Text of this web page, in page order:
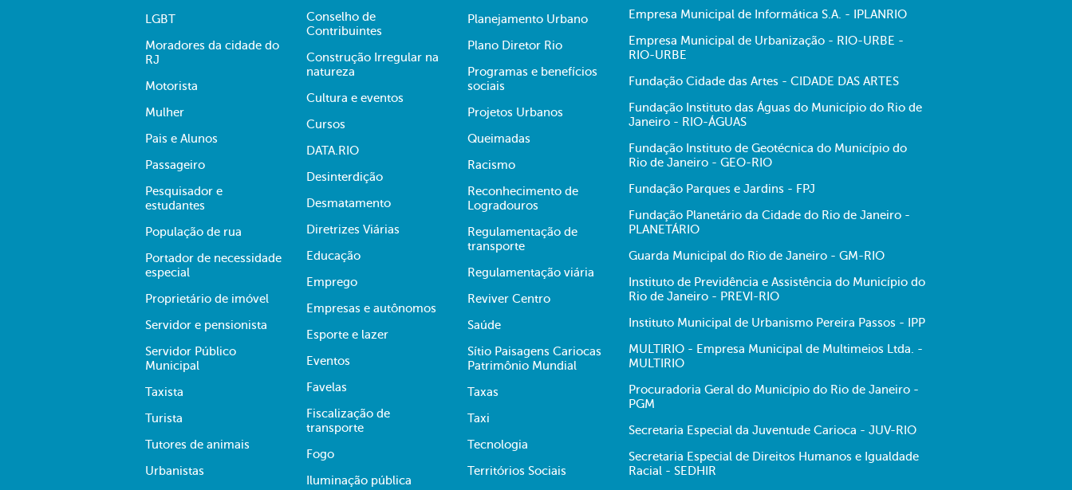
LGBT
Moradores da cidade do
RJ
Motorista
Mulher
Pais e Alunos
Passageiro
Pesquisador e
estudantes
População de rua
Portador de necessidade
especial
Proprietário de imóvel
Servidor e pensionista
Servidor Público
Municipal
Taxista
Turista
Tutores de animais
Urbanistas
Conselho de
Contribuintes
Construção Irregular na
natureza
Cultura e eventos
Cursos
DATA.RIO
Desinterdição
Desmatamento
Diretrizes Viárias
Educação
Emprego
Empresas e autônomos
Esporte e lazer
Eventos
Favelas
Fiscalização de
transporte
Fogo
Iluminação pública
Planejamento Urbano
Plano Diretor Rio
Programas e benefícios
sociais
Projetos Urbanos
Queimadas
Racismo
Reconhecimento de
Logradouros
Regulamentação de
transporte
Regulamentação viária
Reviver Centro
Saúde
Sítio Paisagens Cariocas
Patrimônio Mundial
Taxas
Taxi
Tecnologia
Territórios Sociais
Empresa Municipal de Informática S.A. - IPLANRIO
Empresa Municipal de Urbanização - RIO-URBE -
RIO-URBE
Fundação Cidade das Artes - CIDADE DAS ARTES
Fundação Instituto das Águas do Município do Rio de
Janeiro - RIO-ÁGUAS
Fundação Instituto de Geotécnica do Município do
Rio de Janeiro - GEO-RIO
Fundação Parques e Jardins - FPJ
Fundação Planetário da Cidade do Rio de Janeiro -
PLANETÁRIO
Guarda Municipal do Rio de Janeiro - GM-RIO
Instituto de Previdência e Assistência do Município do
Rio de Janeiro - PREVI-RIO
Instituto Municipal de Urbanismo Pereira Passos - IPP
MULTIRIO - Empresa Municipal de Multimeios Ltda. -
MULTIRIO
Procuradoria Geral do Município do Rio de Janeiro -
PGM
Secretaria Especial da Juventude Carioca - JUV-RIO
Secretaria Especial de Direitos Humanos e Igualdade
Racial - SEDHIR